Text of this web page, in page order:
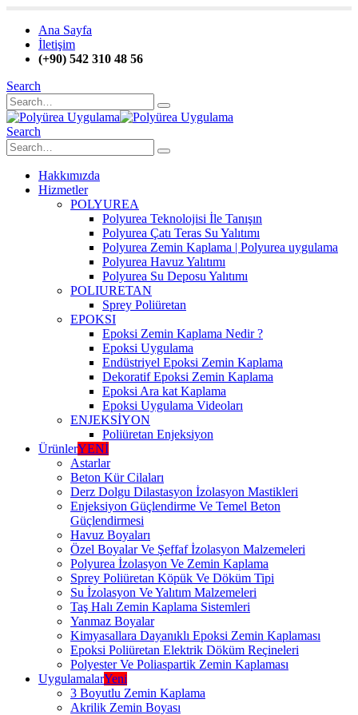
Ana Sayfa
İletişim
(+90) 542 310 48 56
Search
Search
Hakkımızda
Hizmetler
POLYUREA
Polyurea Teknolojisi İle Tanışın
Polyurea Çatı Teras Su Yalıtımı
Polyurea Zemin Kaplama | Polyurea uygulama
Polyurea Havuz Yalıtımı
Polyurea Su Deposu Yalıtımı
POLIURETAN
Sprey Poliüretan
EPOKSI
Epoksi Zemin Kaplama Nedir ?
Epoksi Uygulama
Endüstriyel Epoksi Zemin Kaplama
Dekoratif Epoksi Zemin Kaplama
Epoksi Ara kat Kaplama
Epoksi Uygulama Videoları
ENJEKSİYON
Poliüretan Enjeksiyon
ÜrünlerYENİ
Astarlar
Beton Kür Cilaları
Derz Dolgu Dilastasyon İzolasyon Mastikleri
Enjeksiyon Güçlendirme Ve Temel Beton
Güçlendirmesi
Havuz Boyaları
Özel Boyalar Ve Şeffaf İzolasyon Malzemeleri
Polyurea İzolasyon Ve Zemin Kaplama
Sprey Poliüretan Köpük Ve Döküm Tipi
Su İzolasyon Ve Yalıtım Malzemeleri
Taş Halı Zemin Kaplama Sistemleri
Yanmaz Boyalar
Kimyasallara Dayanıklı Epoksi Zemin Kaplaması
Epoksi Poliüretan Elektrik Döküm Reçineleri
Polyester Ve Poliaspartik Zemin Kaplaması
UygulamalarYeni
3 Boyutlu Zemin Kaplama
Akrilik Zemin Boyası